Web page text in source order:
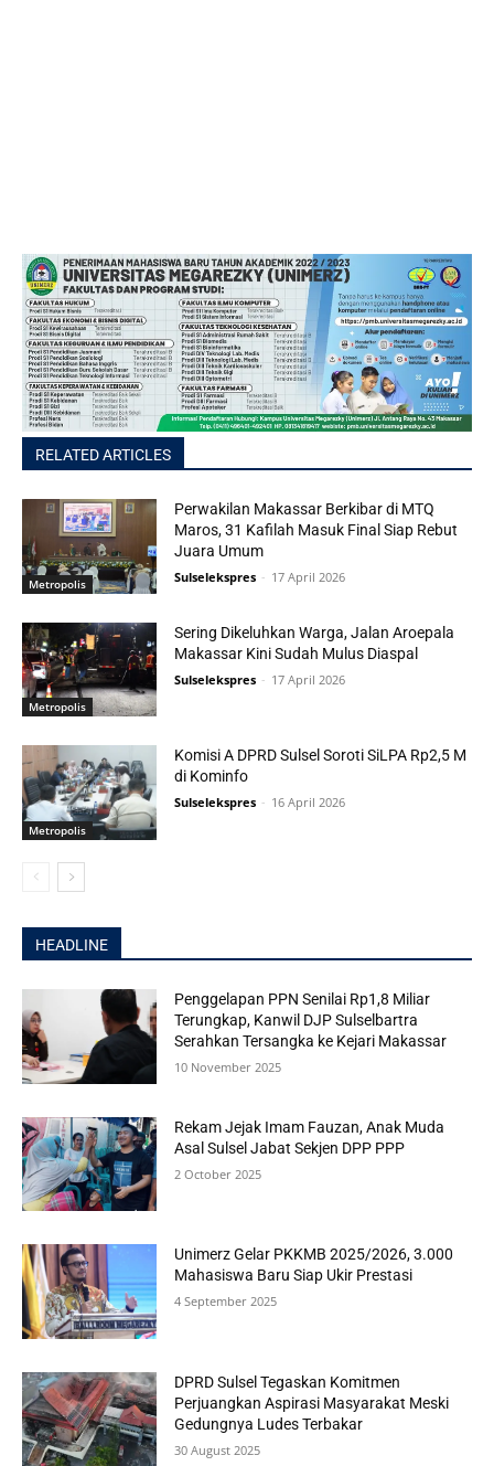
RELATED ARTICLES
Metropolis
Perwakilan Makassar Berkibar di MTQ
Maros, 31 Kafilah Masuk Final Siap Rebut
Juara Umum
Sulselekspres - 17 April 2026
Metropolis
Sering Dikeluhkan Warga, Jalan Aroepala
Makassar Kini Sudah Mulus Diaspal
Sulselekspres - 17 April 2026
Metropolis
Komisi A DPRD Sulsel Soroti SiLPA Rp2,5 M
di Kominfo
Sulselekspres - 16 April 2026
HEADLINE
Penggelapan PPN Senilai Rp1,8 Miliar
Terungkap, Kanwil DJP Sulselbartra
Serahkan Tersangka ke Kejari Makassar
10 November 2025
Rekam Jejak Imam Fauzan, Anak Muda
Asal Sulsel Jabat Sekjen DPP PPP
2 October 2025
Unimerz Gelar PKKMB 2025/2026, 3.000
Mahasiswa Baru Siap Ukir Prestasi
4 September 2025
DPRD Sulsel Tegaskan Komitmen
Perjuangkan Aspirasi Masyarakat Meski
Gedungnya Ludes Terbakar
30 August 2025